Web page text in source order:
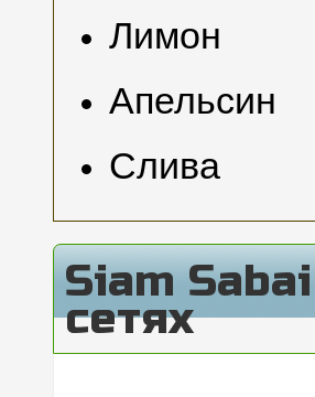
Лимон
Апельсин
Слива
Siam
сетях